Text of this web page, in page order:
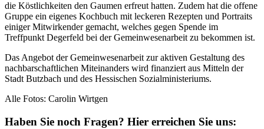
die Köstlichkeiten den Gaumen erfreut hatten. Zudem hat die offene
Gruppe ein eigenes Kochbuch mit leckeren Rezepten und Portraits
einiger Mitwirkender gemacht, welches gegen Spende im
Treffpunkt Degerfeld bei der Gemeinwesenarbeit zu bekommen ist.
Das Angebot der Gemeinwesenarbeit zur aktiven Gestaltung des
nachbarschaftlichen Miteinanders wird finanziert aus Mitteln der
Stadt Butzbach und des Hessischen Sozialministeriums.
Alle Fotos: Carolin Wirtgen
Haben Sie noch Fragen? Hier erreichen Sie uns: